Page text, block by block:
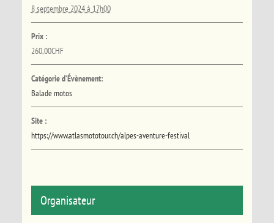
8 septembre 2024 à 17h00
Prix :
260,00CHF
Catégorie d’Évènement:
Balade motos
Site :
https://www.atlasmototour.ch/alpes-aventure-festival
Organisateur